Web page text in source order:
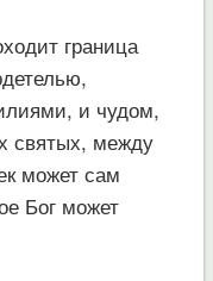
граница
и чудом,
святых, между
может сам
Бог может